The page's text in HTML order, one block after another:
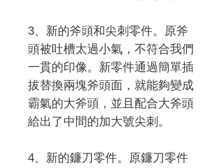
3、新的斧頭和尖刺零件。原斧
頭被吐槽太過小氣，不符合我們
一貫的印像。新零件通過簡單插
拔替換兩塊斧頭面，就能夠變成
霸氣的大斧頭，並且配合大斧頭
給出了中間的加大號尖刺。
4、新的鐮刀零件。原鐮刀零件